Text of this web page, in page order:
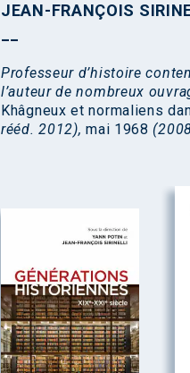
JEAN-FRANÇOIS
Professeur d’histoire
l’auteur de nombreux
Khâgneux et normaliens
rééd. 2012),mai 1968